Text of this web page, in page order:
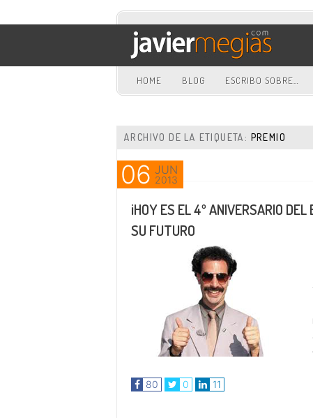
Ir al contenido principal
Ir al contenido secundario
HOME BLOG ESCRIBO SOBRE…
ARCHIVO DE LA ETIQUETA: PREMIO
06 JUN
2013
¡HOY ES EL 4º ANIVERSARIO
SU FUTURO
80 0
11